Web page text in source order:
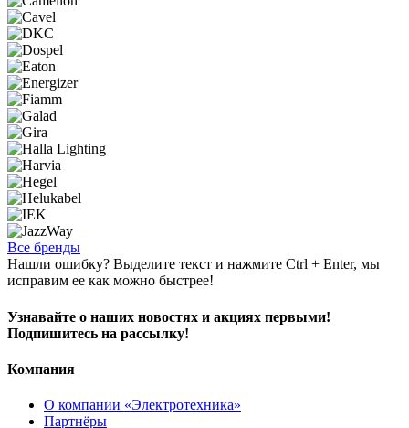
Все бренды
Нашли ошибку? Выделите текст и нажмите Ctrl + Enter, мы
исправим ее как можно быстрее!
Узнавайте о наших новостях и акциях первыми!
Подпишитесь на рассылку!
Компания
О компании «Электротехника»
Партнёры